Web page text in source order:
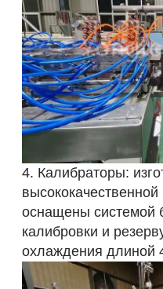
4. Калибраторы:
оснащены системой
калибровки и
охлаждения длиной